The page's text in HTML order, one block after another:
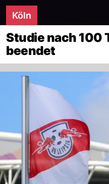
Köln
Studie nach 100
beendet